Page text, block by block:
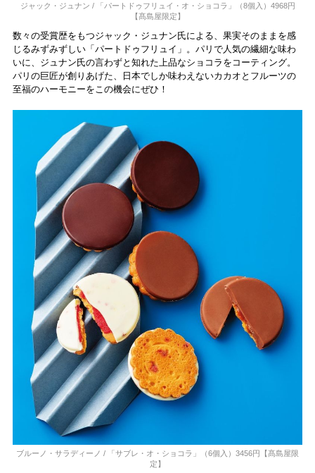
ジャック・ジュナン / 「パートドゥフリュイ・オ・ショコラ」（8個入）4968円
【髙島屋限定】
数々の受賞歴をもつジャック・ジュナン氏による、果実そのままを感
じるみずみずしい「パートドゥフリュイ」。パリで人気の繊細な味わ
いに、ジュナン氏の言わずと知れた上品なショコラをコーティング。
パリの巨匠が創りあげた、日本でしか味わえないカカオとフルーツの
至福のハーモニーをこの機会にぜひ！
ブルーノ・サラディーノ / 「サブレ・オ・ショコラ」（6個入）3456円【髙島屋限
定】